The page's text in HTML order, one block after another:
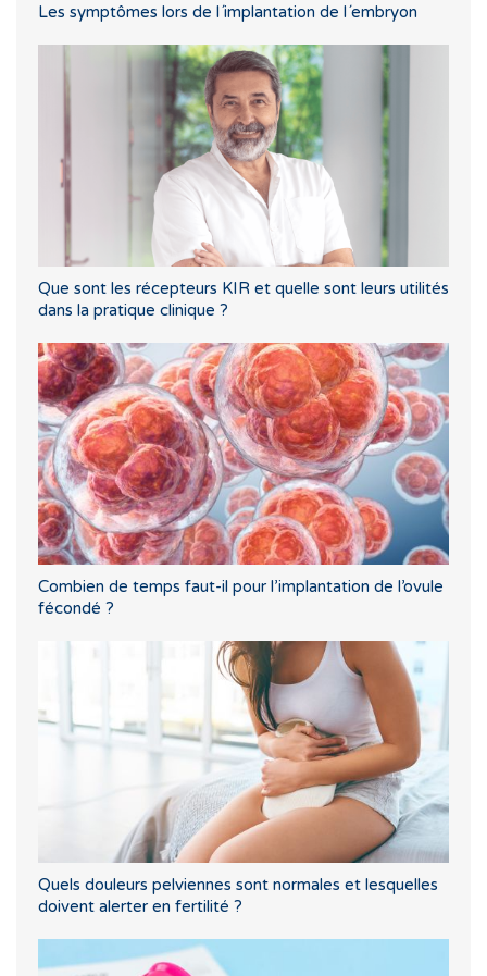
Les symptômes lors de l´implantation de l´embryon
Que sont les récepteurs KIR et quelle sont leurs utilités
dans la pratique clinique ?
Combien de temps faut-il pour l’implantation de l’ovule
fécondé ?
Quels douleurs pelviennes sont normales et lesquelles
doivent alerter en fertilité ?